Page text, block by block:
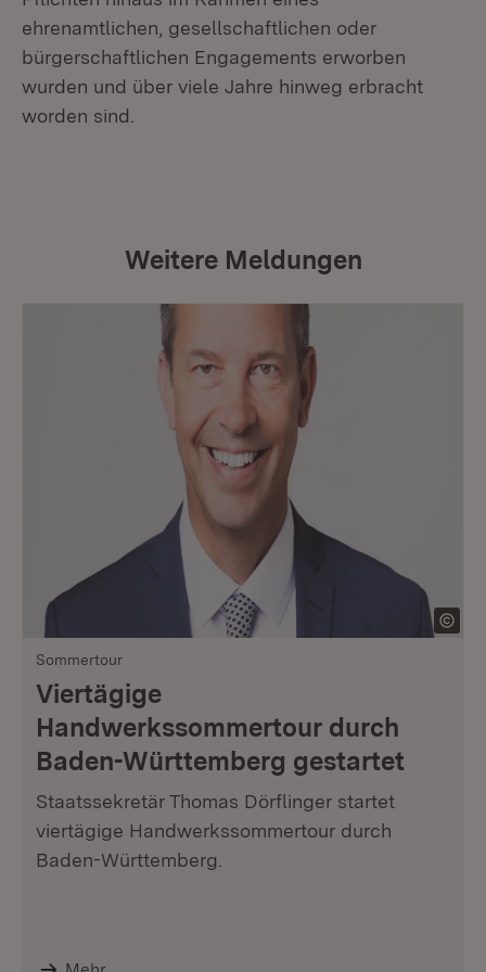
ehrenamtlichen, gesellschaftlichen oder
bürgerschaftlichen Engagements erworben
wurden und über viele Jahre hinweg erbracht
worden sind.
Weitere Meldungen
Sommertour
Viertägige
Handwerkssommertour durch
Baden-Württemberg gestartet
Staatssekretär Thomas Dörflinger startet
viertägige Handwerkssommertour durch
Baden-Württemberg.